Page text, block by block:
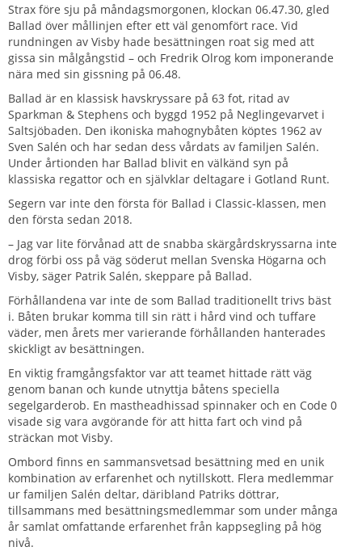
Strax före sju på måndagsmorgonen, klockan 06.47.30, gled
Ballad över mållinjen efter ett väl genomfört race. Vid
rundningen av Visby hade besättningen roat sig med att
gissa sin målgångstid – och Fredrik Olrog kom imponerande
nära med sin gissning på 06.48.
Ballad är en klassisk havskryssare på 63 fot, ritad av
Sparkman & Stephens och byggd 1952 på Neglingevarvet i
Saltsjöbaden. Den ikoniska mahognybåten köptes 1962 av
Sven Salén och har sedan dess vårdats av familjen Salén.
Under årtionden har Ballad blivit en välkänd syn på
klassiska regattor och en självklar deltagare i Gotland Runt.
Segern var inte den första för Ballad i Classic-klassen, men
den första sedan 2018.
– Jag var lite förvånad att de snabba skärgårdskryssarna inte
drog förbi oss på väg söderut mellan Svenska Högarna och
Visby, säger Patrik Salén, skeppare på Ballad.
Förhållandena var inte de som Ballad traditionellt trivs bäst
i. Båten brukar komma till sin rätt i hård vind och tuffare
väder, men årets mer varierande förhållanden hanterades
skickligt av besättningen.
En viktig framgångsfaktor var att teamet hittade rätt väg
genom banan och kunde utnyttja båtens speciella
segelgarderob. En mastheadhissad spinnaker och en Code 0
visade sig vara avgörande för att hitta fart och vind på
sträckan mot Visby.
Ombord finns en sammansvetsad besättning med en unik
kombination av erfarenhet och nytillskott. Flera medlemmar
ur familjen Salén deltar, däribland Patriks döttrar,
tillsammans med besättningsmedlemmar som under många
år samlat omfattande erfarenhet från kappsegling på hög
nivå.